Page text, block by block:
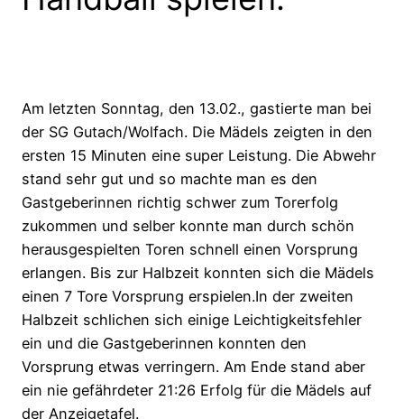
Am letzten Sonntag, den 13.02., gastierte man bei
der SG Gutach/Wolfach. Die Mädels zeigten in den
ersten 15 Minuten eine super Leistung. Die Abwehr
stand sehr gut und so machte man es den
Gastgeberinnen richtig schwer zum Torerfolg
zukommen und selber konnte man durch schön
herausgespielten Toren schnell einen Vorsprung
erlangen. Bis zur Halbzeit konnten sich die Mädels
einen 7 Tore Vorsprung erspielen.In der zweiten
Halbzeit schlichen sich einige Leichtigkeitsfehler
ein und die Gastgeberinnen konnten den
Vorsprung etwas verringern. Am Ende stand aber
ein nie gefährdeter 21:26 Erfolg für die Mädels auf
der Anzeigetafel.